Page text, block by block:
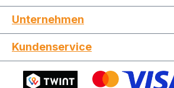
Unternehmen
Kundenservice